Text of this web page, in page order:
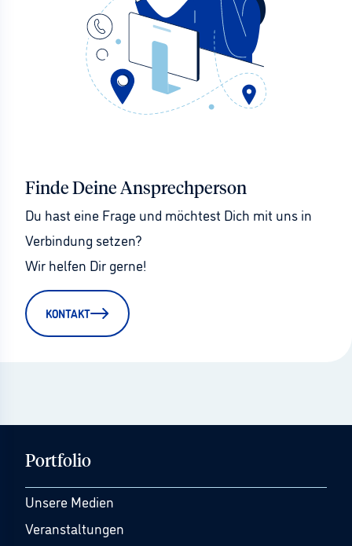
Finde Deine Ansprechperson
Du hast eine Frage und möchtest Dich mit uns in
Verbindung setzen?
Wir helfen Dir gerne!
KONTAKT
Portfolio
Unsere Medien
Veranstaltungen